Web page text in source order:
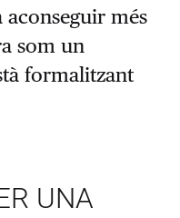
més
som un
formalitzant
UNA